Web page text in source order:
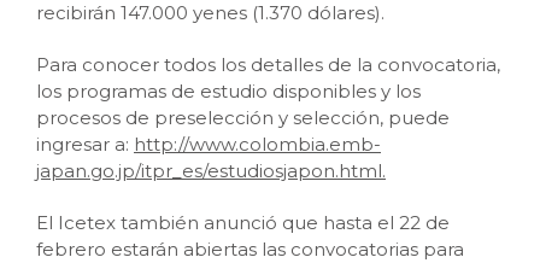
recibirán 147.000 yenes (1.370 dólares).
Para conocer todos los detalles de la convocatoria,
los programas de estudio disponibles y los
procesos de preselección y selección, puede
ingresar a: http://www.colombia.emb-
japan.go.jp/itpr_es/estudiosjapon.html.
El Icetex también anunció que hasta el 22 de
febrero estarán abiertas las convocatorias para